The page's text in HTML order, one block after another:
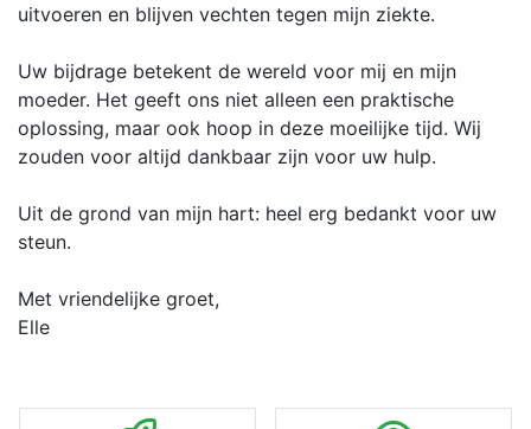
uitvoeren en blijven vechten tegen mijn ziekte.
Uw bijdrage betekent de wereld voor mij en mijn
moeder. Het geeft ons niet alleen een praktische
oplossing, maar ook hoop in deze moeilijke tijd. Wij
zouden voor altijd dankbaar zijn voor uw hulp.
Uit de grond van mijn hart: heel erg bedankt voor uw
steun.
Met vriendelijke groet,
Elle